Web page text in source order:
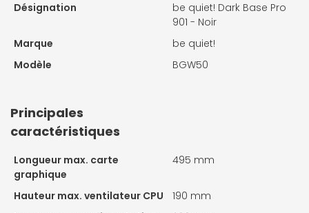
Désignation
be quiet! Dark Base Pro
901 - Noir
Marque
be quiet!
Modèle
BGW50
Principales
caractéristiques
Longueur max. carte
graphique
495 mm
Hauteur max. ventilateur CPU
190 mm